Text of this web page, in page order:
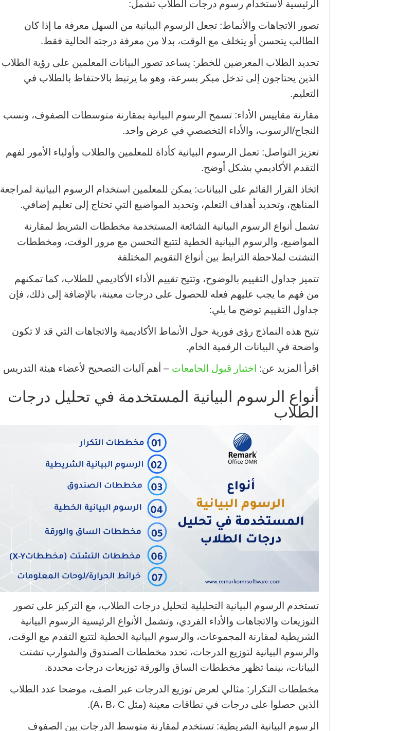
الرئيسية لاستخدام رسوم درجات الطلاب تشمل:
تصور الاتجاهات والأنماط: تجعل الرسوم البيانية من السهل معرفة ما إذا كان
الطالب يتحسن أو يتخلف مع الوقت، بدلا من معرفة درجته الحالية فقط.
تحديد الطلاب المعرضين للخطر: يساعد تصور البيانات المعلمين على رؤية الطلاب
الذين يحتاجون إلى تدخل مبكر بسرعة، وهو ما يرتبط بالاحتفاظ بالطلاب في
التعليم.
مقارنة مقاييس الأداء: تسمح الرسوم البيانية بمقارنة متوسطات الصفوف، ونسب
النجاح/الرسوب، والأداء التخصصي في عرض واحد.
تعزيز التواصل: تعمل الرسوم البيانية كأداة للمعلمين والطلاب وأولياء الأمور لفهم
التقدم الأكاديمي بشكل أوضح.
اتخاذ القرار القائم على البيانات: يمكن للمعلمين استخدام الرسوم البيانية لمراجعة
المناهج، وتحديد أهداف التعلم، وتحديد المواضيع التي تحتاج إلى تعليم إضافي.
تشمل أنواع الرسوم البيانية الشائعة المستخدمة مخططات الشريط لمقارنة
المواضيع، والرسوم البيانية الخطية لتتبع التحسن مع مرور الوقت، ومخططات
التشتت لملاحظة الترابط بين أنواع التقويم المختلفة
تتميز جداول التقييم بالوضوح، وتتيح تقييم الأداء الأكاديمي للطلاب، كما تمكنهم
من فهم ما يجب عليهم فعله للحصول على درجات معينة، بالإضافة إلى ذلك، فإن
جداول التقييم توضح ما يلي:
تتيح هذه النماذج رؤى فورية حول الأنماط الأكاديمية والاتجاهات التي قد لا تكون
واضحة في البيانات الرقمية الخام.
اقرأ المزيد عن: اختبار قبول الجامعات – أهم آليات التصحيح لأعضاء هيئة التدريس
أنواع الرسوم البيانية المستخدمة في تحليل درجات
الطلاب
تستخدم الرسوم البيانية التحليلية لتحليل درجات الطلاب، مع التركيز على تصور
التوزيعات والاتجاهات والأداء الفردي، وتشمل الأنواع الرئيسية الرسوم البيانية
الشريطية لمقارنة المجموعات، والرسوم البيانية الخطية لتتبع التقدم مع الوقت،
والرسوم البيانية لتوزيع الدرجات، تحدد مخططات الصندوق والشوارب تشتت
البيانات، بينما تظهر مخططات الساق والورقة توزيعات درجات محددة.
مخططات التكرار: مثالي لعرض توزيع الدرجات عبر الصف، موضحا عدد الطلاب
الذين حصلوا على درجات في نطاقات معينة (مثل A، B، C).
الرسوم البيانية الشريطية: تستخدم لمقارنة متوسط الدرجات بين الصفوف